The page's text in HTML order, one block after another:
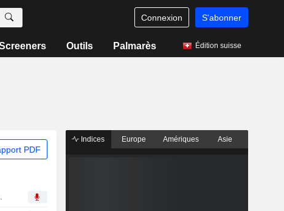
Connexion S'abonner
Outils Palmarès Édition suisse
PDF
Jun 22, 2026
Indices Europe Amériques Asie